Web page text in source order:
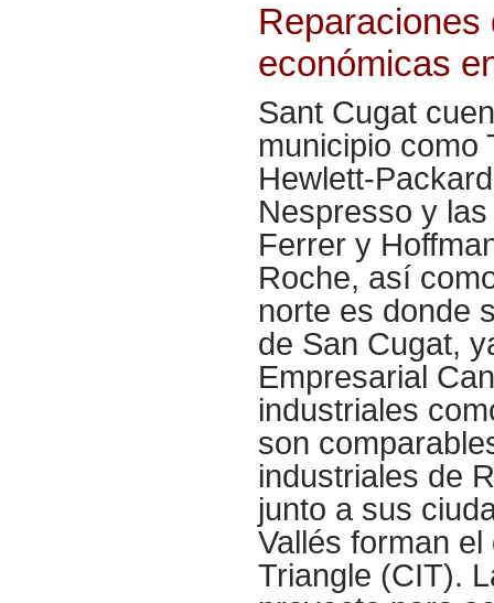
económicas
Sant Cugat
municipio como
Hewlett-
Nespresso y
Ferrer y
Roche, así
norte es donde
de San Cugat,
Empresarial
industriales
son
industriales de
junto a sus
Vallés forman
Triangle (CIT).